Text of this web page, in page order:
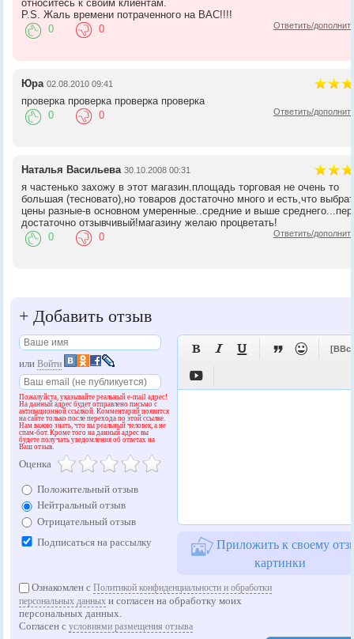
относитесь к своим клиентам.
P.S. Жаль времени потраченного на ВАС!!!!
Ответить/
0 0
Юра 02.08.2010 09:41
проверка проверка проверка проверка
Ответить/
0 0
Наталья Васильева 30.10.2008 00:31
я частенько захожу в этот магазин.площадь торговая не очень то
большая (тесновато),но товаров достаточно много и есть,что
цены разные-в основном умеренные..средние и выше
достаточно отзывчивый!магазину желаю процветать!
Ответить/
0 0
+ Добавить отзыв
илиВойти
Пожалуйста, указывайте реальный e-mail адрес!
На данный адрес будет отправлено письмо с
активационной ссылкой. Комментарий появится
на сайте только после перехода по этой ссылке.
Нам важно знать, что вы реальный человек, а не
спам-бот. Кроме того на данный адрес вы
будете получать уведомления об ответах на
Ваш отзыв.
Оценка
Положительный отзыв
Нейтральный отзыв
Отрицательный отзыв
Подписаться на рассылку
   


Приложить к своему
картинки
Ознакомлен сПолитикой конфиденциальности и обработки
персональных данных и согласен на обработку моих
персональных данных.
Согласен сусловиями размещения отзыва